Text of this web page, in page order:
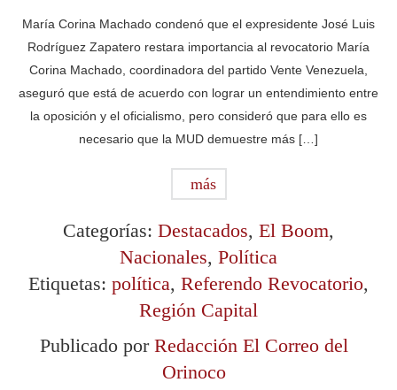
María Corina Machado condenó que el expresidente José Luis
Rodríguez Zapatero restara importancia al revocatorio María
Corina Machado, coordinadora del partido Vente Venezuela,
aseguró que está de acuerdo con lograr un entendimiento entre
la oposición y el oficialismo, pero consideró que para ello es
necesario que la MUD demuestre más […]
más
Categorías: Destacados, El Boom,
Nacionales, Política
Etiquetas: política, Referendo Revocatorio,
Región Capital
Publicado por Redacción El Correo del
Orinoco